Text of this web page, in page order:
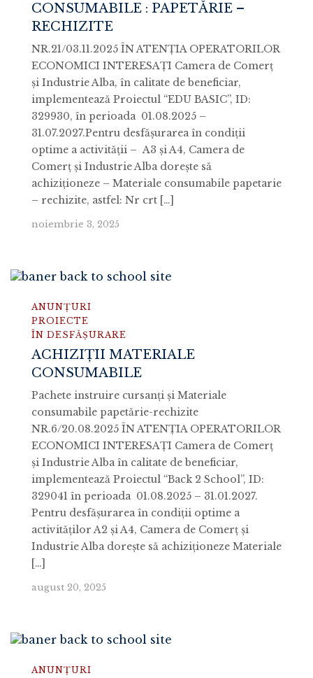
CONSUMABILE : PAPETĂRIE –
RECHIZITE
NR.21/03.11.2025 ÎN ATENŢIA OPERATORILOR
ECONOMICI INTERESAŢI Camera de Comerț
și Industrie Alba, în calitate de beneficiar,
implementează Proiectul “EDU BASIC”, ID:
329930, în perioada 01.08.2025 –
31.07.2027.Pentru desfășurarea în condiții
optime a activității – A3 și A4, Camera de
Comerț și Industrie Alba dorește să
achiziţioneze – Materiale consumabile papetarie
– rechizite, astfel: Nr crt […]
noiembrie 3, 2025
ANUNȚURI
PROIECTE
ÎN DESFĂȘURARE
ACHIZIȚII MATERIALE
CONSUMABILE
Pachete instruire cursanți și Materiale
consumabile papetărie-rechizite
NR.6/20.08.2025 ÎN ATENŢIA OPERATORILOR
ECONOMICI INTERESAŢI Camera de Comerț
și Industrie Alba în calitate de beneficiar,
implementează Proiectul “Back 2 School”, ID:
329041 în perioada 01.08.2025 – 31.01.2027.
Pentru desfășurarea în condiții optime a
activităților A2 și A4, Camera de Comerț și
Industrie Alba dorește să achiziţioneze Materiale
[…]
august 20, 2025
ANUNȚURI